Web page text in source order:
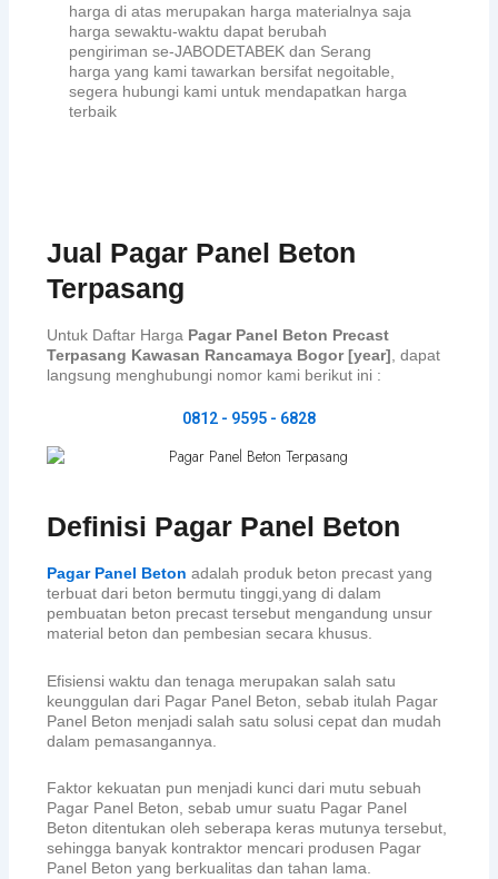
harga di atas merupakan harga materialnya saja
harga sewaktu-waktu dapat berubah
pengiriman se-JABODETABEK dan Serang
harga yang kami tawarkan bersifat negoitable,
segera hubungi kami untuk mendapatkan harga
terbaik
Jual Pagar Panel Beton
Terpasang
Untuk Daftar Harga Pagar Panel Beton Precast
Terpasang Kawasan Rancamaya Bogor [year], dapat
langsung menghubungi nomor kami berikut ini :
0812 - 9595 - 6828
Definisi Pagar Panel Beton
Pagar Panel Betonadalah produk beton precast yang
terbuat dari beton bermutu tinggi,yang di dalam
pembuatan beton precast tersebut mengandung unsur
material beton dan pembesian secara khusus.
Efisiensi waktu dan tenaga merupakan salah satu
keunggulan dari Pagar Panel Beton, sebab itulah Pagar
Panel Beton menjadi salah satu solusi cepat dan mudah
dalam pemasangannya.
Faktor kekuatan pun menjadi kunci dari mutu sebuah
Pagar Panel Beton, sebab umur suatu Pagar Panel
Beton ditentukan oleh seberapa keras mutunya tersebut,
sehingga banyak kontraktor mencari produsen Pagar
Panel Beton yang berkualitas dan tahan lama.